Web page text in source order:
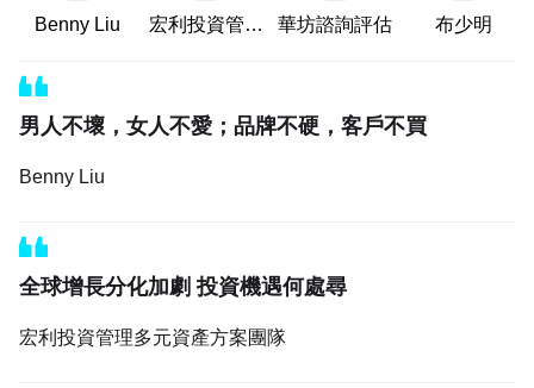
Benny Liu
宏利投資管理
華坊諮詢評估 布少明
男人不壞，女人不愛；品牌不硬，客戶不買
Benny Liu
全球增長分化加劇 投資機遇何處尋
宏利投資管理多元資產方案團隊